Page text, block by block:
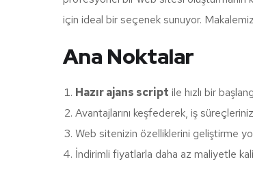
için ideal bir seçenek sunuyor.
Ana Noktalar
Hazır ajans script ile hızlı bir
Avantajlarını keşfederek, iş
Web sitenizin özelliklerini geliştirme
İndirimli fiyatlarla daha az maliyetle